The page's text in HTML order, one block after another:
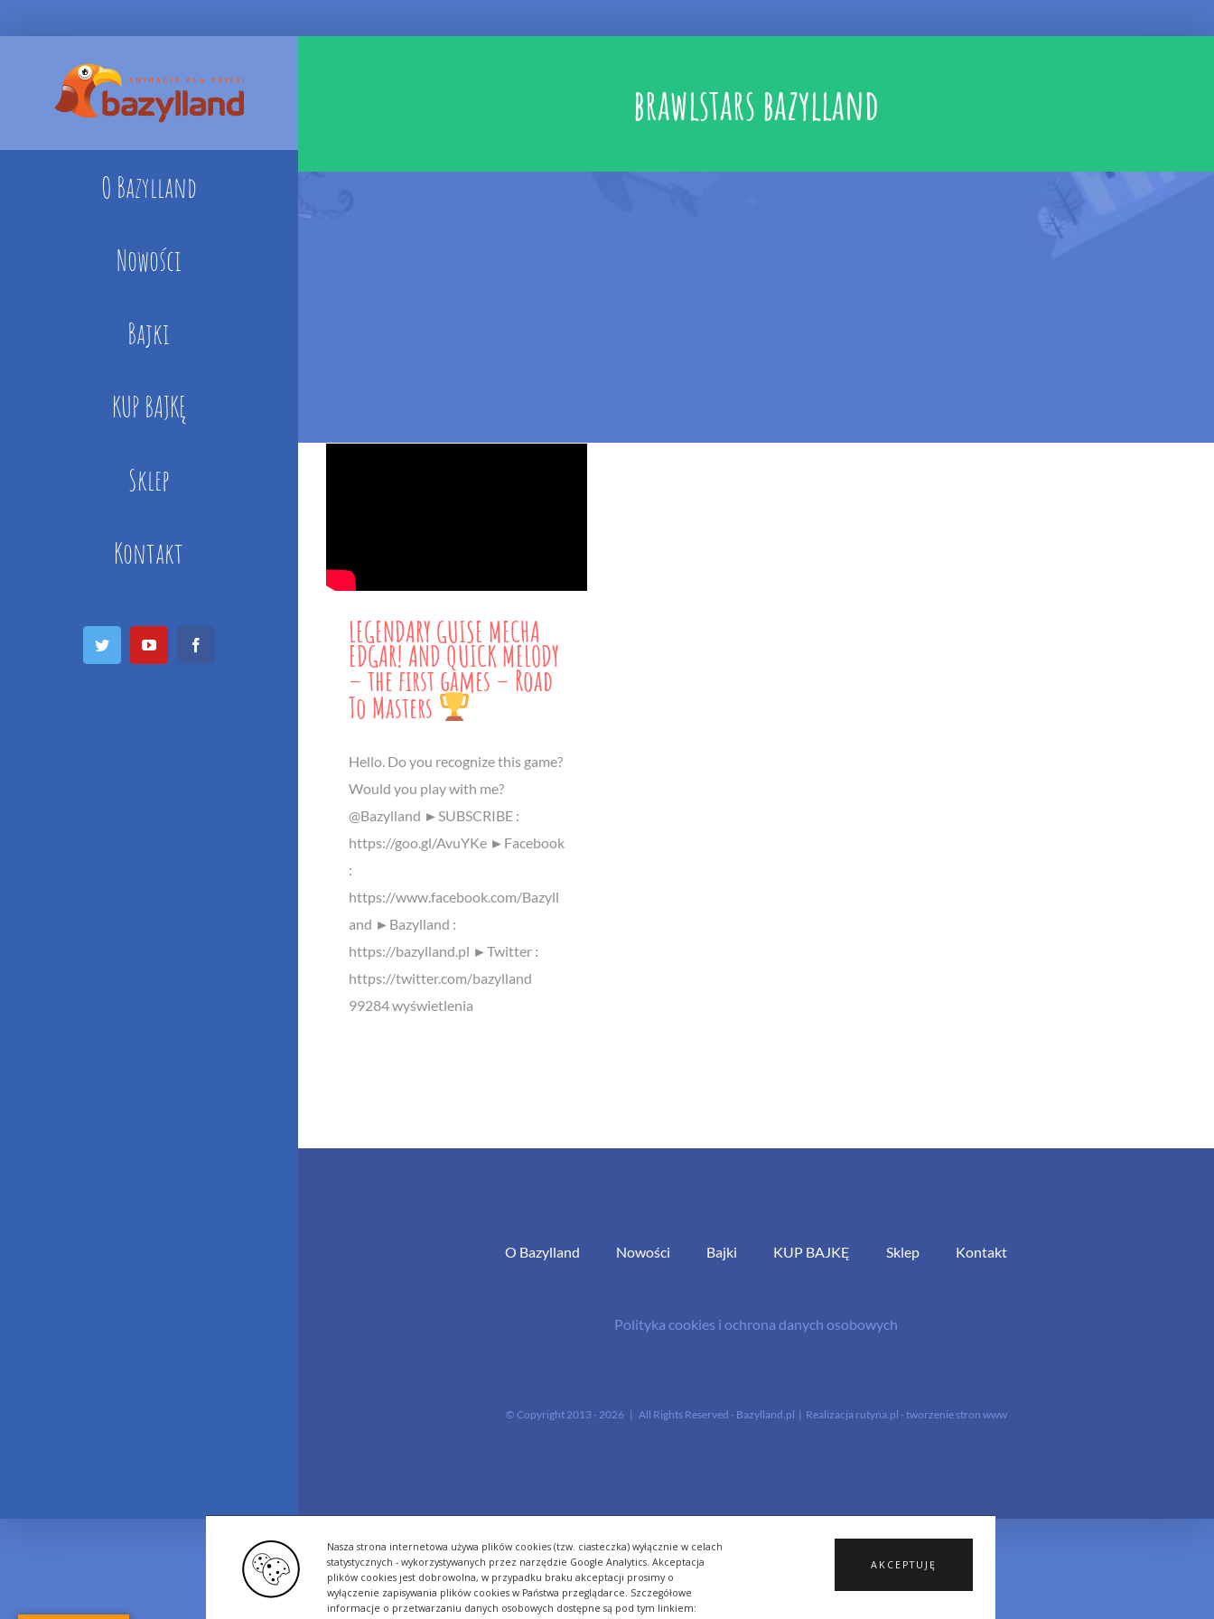
Nasza strona internetowa używa plików cookies (tzw. ciasteczka) wyłącznie w celach
statystycznych - wykorzystywanych przez narzędzie Google Analytics. Akceptacja
plików cookies jest dobrowolna, w przypadku braku akceptacji prosimy o
wyłączenie zapisywania plików cookies w Państwa przeglądarce. Szczegółowe
informacje o przetwarzaniu danych osobowych dostępne są pod tym linkiem:
AKCEPTUJĘ
O Bazylland
Nowości
Bajki
KUP BAJKĘ
Sklep
Kontakt
Twitter YouTube
brawlstars bazylland
LEGENDARY GUISE MECHA
EDGAR! AND QUICK MELODY
– the first games – Road
To Masters
Hello. Do you recognize this game?
Would you play with me?
@Bazylland ►SUBSCRIBE :
https://goo.gl/AvuYKe ►Facebook
:
https://www.facebook.com/Bazyll
and ►Bazylland :
https://bazylland.pl ►Twitter :
https://twitter.com/bazylland
99284 wyświetlenia
O Bazylland Nowości Bajki KUP BAJKĘ Sklep Kontakt
Polityka cookies i ochrona danych osobowych
© Copyright 2013 - 2026 | All Rights Reserved - Bazylland.pl | Realizacja rutyna.pl - tworzenie stron www